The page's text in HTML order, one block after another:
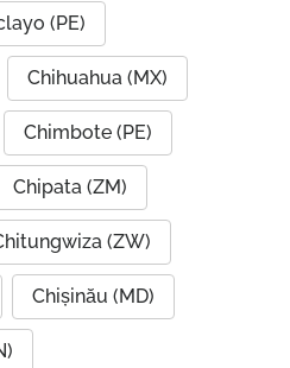
(PE)
Chihuahua (MX)
Chimbote (PE)
Chipata (ZM)
(ZW)
Chișinău (MD)